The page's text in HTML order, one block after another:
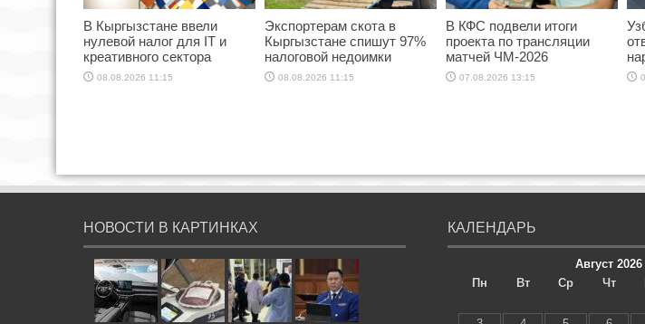
В Кыргызстане ввели
нулевой налог для IT и
креативного сектора
08.08.2026 11:15
Экспортерам скота в
Кыргызстане спишут 97%
налоговой недоимки
08.08.2026 11:15
В КФС подвели итоги
проекта по трансляции
матчей ЧМ-2026
07.08.2026 13:15
НОВОСТИ В КАРТИНКАХ КАЛЕНДАРЬ
Август 2026
Пн
Вт Ср Чт